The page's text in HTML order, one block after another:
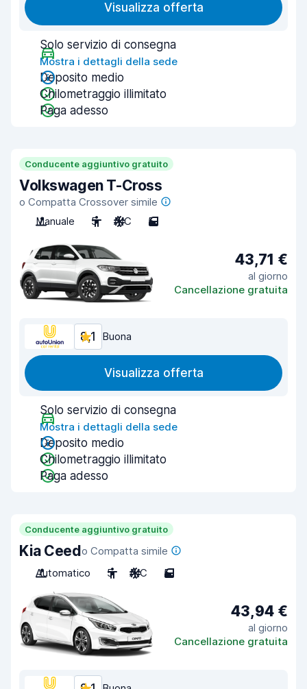
Visualizza offerta
Solo servizio di consegna
Mostra i dettagli della sede
Deposito medio
Chilometraggio illimitato
Paga adesso
Conducente aggiuntivo gratuito
Volkswagen T-Cross
o Compatta Crossover simile
Manuale
5 A/C 5
43,71 €
al giorno
Cancellazione gratuita
8,1 Buona
Visualizza offerta
Solo servizio di consegna
Mostra i dettagli della sede
Deposito medio
Chilometraggio illimitato
Paga adesso
Conducente aggiuntivo gratuito
Kia Ceedo Compatta simile
Automatico
5 A/C 5
43,94 €
al giorno
Cancellazione gratuita